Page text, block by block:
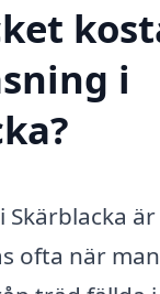
i
Skärblacka
ofta när